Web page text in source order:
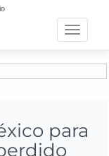
Toggle
para